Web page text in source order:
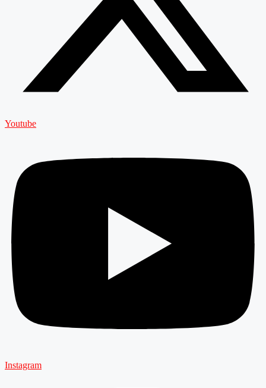
Youtube
Instagram